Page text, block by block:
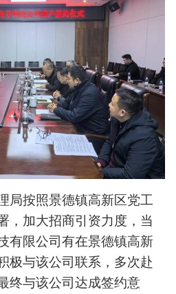
局按照景德镇高新区党工
，加大招商引资力度，当
有限公司有在景德镇高新
极与该公司联系，多次赴
终与该公司达成签约意